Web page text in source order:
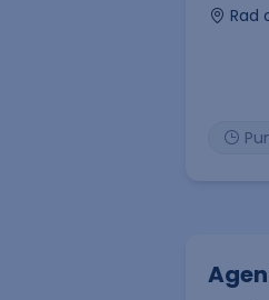
Rad